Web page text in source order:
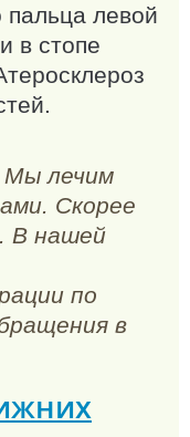
левой
в стопе
Мы лечим
Скорее
В нашей
по
в